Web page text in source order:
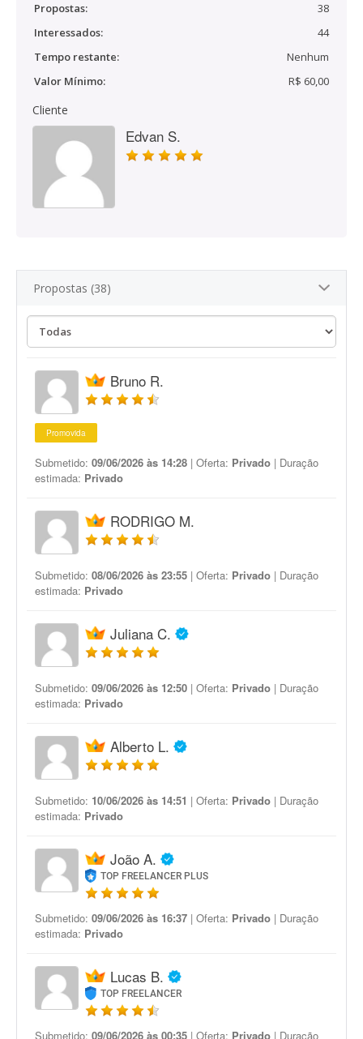
Propostas:
38
Interessados:
44
Tempo restante:
Nenhum
Valor Mínimo:
R$ 60,00
Cliente
Edvan S.
Propostas (38)
Bruno R.
Promovida
Submetido: 09/06/2026 às 14:28 | Oferta: Privado | Duração
estimada: Privado
RODRIGO M.
Submetido: 08/06/2026 às 23:55 | Oferta: Privado | Duração
estimada: Privado
Juliana C.
Submetido: 09/06/2026 às 12:50 | Oferta: Privado | Duração
estimada: Privado
Alberto L.
Submetido: 10/06/2026 às 14:51 | Oferta: Privado | Duração
estimada: Privado
João A.
TOP FREELANCER PLUS
Submetido: 09/06/2026 às 16:37 | Oferta: Privado | Duração
estimada: Privado
Lucas B.
TOP FREELANCER
Submetido: 09/06/2026 às 00:35 | Oferta: Privado | Duração